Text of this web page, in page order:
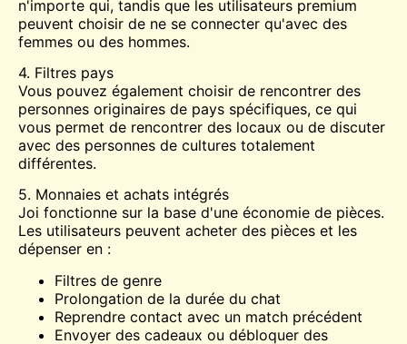
n'importe qui, tandis que les utilisateurs premium
peuvent choisir de ne se connecter qu'avec des
femmes ou des hommes.
4. Filtres pays
Vous pouvez également choisir de rencontrer des
personnes originaires de pays spécifiques, ce qui
vous permet de rencontrer des locaux ou de discuter
avec des personnes de cultures totalement
différentes.
5. Monnaies et achats intégrés
Joi fonctionne sur la base d'une économie de pièces.
Les utilisateurs peuvent acheter des pièces et les
dépenser en :
Filtres de genre
Prolongation de la durée du chat
Reprendre contact avec un match précédent
Envoyer des cadeaux ou débloquer des